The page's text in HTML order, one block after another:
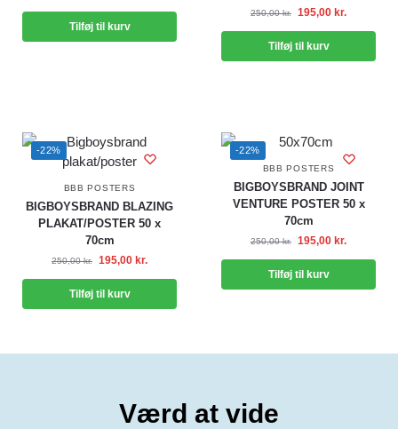
Tilføj til kurv
250,00kr. 195,00 kr.
Tilføj til kurv
-22%
BBB POSTERS
BIGBOYSBRAND BLAZING
PLAKAT/POSTER 50 x
70cm
250,00kr. 195,00 kr.
Tilføj til kurv
-22%
BBB POSTERS
BIGBOYSBRAND JOINT
VENTURE POSTER 50 x
70cm
250,00kr. 195,00 kr.
Tilføj til kurv
Værd at vide